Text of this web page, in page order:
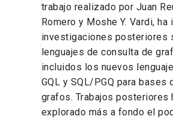
trabajo realizado por Juan
Romero y Moshe Y. Vardi, ha
investigaciones posteriores
lenguajes de consulta de
incluidos los nuevos
GQL y SQL/PGQ para bases
grafos. Trabajos posteriores
explorado más a fondo el